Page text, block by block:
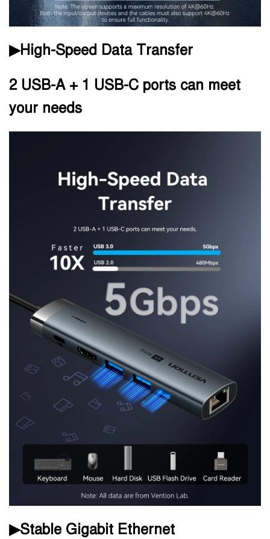
▶High-Speed Data Transfer
2 USB-A + 1 USB-C ports can meet
your needs
▶Stable Gigabit Ethernet